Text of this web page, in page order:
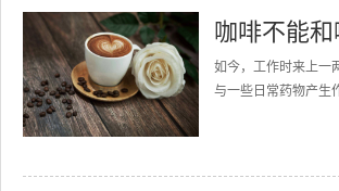
咖啡不能
如今，工作时来上一
与一些日常药物产生